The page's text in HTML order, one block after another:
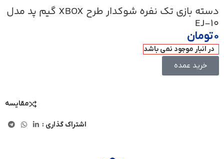
دسته بازی تک نفره شوکدار طرح XBOX گیم پد مدل
EJ-10
۰تومان
در انبار موجود نمی باشد
خرید عمده
مقایسه
اشتراک گذاری :